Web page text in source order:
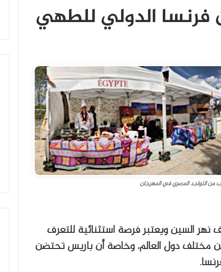
الدولي للطهي
من التواجد المصري في المهرجان
نهر السين ويعتبر فرصة استثنائية للتعرف
مختلف دول العالم، وخاصة أن باريس تحتضن